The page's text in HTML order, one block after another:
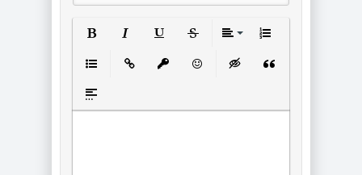
Вставка спойлера